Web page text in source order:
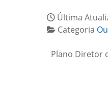
Última
Categoria
Plano Diretor